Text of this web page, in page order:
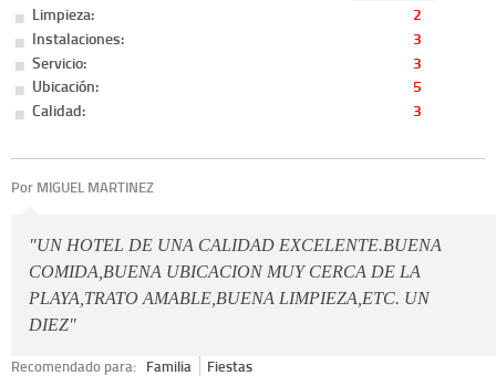
Limpieza:
2
Instalaciones:
3
Servicio:
3
Ubicación:
5
Calidad:
3
Por MIGUEL MARTINEZ
"UN HOTEL DE UNA CALIDAD EXCELENTE.BUENA
COMIDA,BUENA UBICACION MUY CERCA DE LA
PLAYA,TRATO AMABLE,BUENA LIMPIEZA,ETC. UN
DIEZ"
Recomendado para: Familia Fiestas